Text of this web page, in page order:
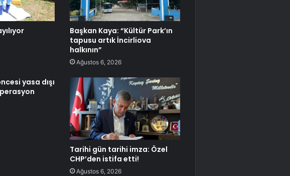
Başkan Kaya: “Kültür Park’ın
tapusu artık İncirliova
halkının”
Ağustos 6, 2026
yasa dışı
Tarihi gün tarihi imza: Özel
CHP’den istifa etti!
Ağustos 6, 2026